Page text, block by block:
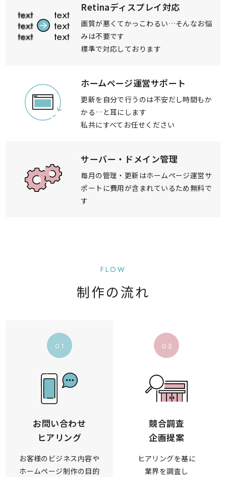
Retinaディスプレイ対応
画質が悪くてかっこわるい…そんなお悩
みは不要です
標準で対応しております
ホームページ運営サポート
更新を自分で行うのは不安だし時間もか
かる…と耳にします
私共にすべてお任せください
サーバー・ドメイン管理
毎月の管理・更新はホームページ運営サ
ポートに費用が含まれているため無料で
す
制作の流れ
FLOW
01
お問い合わせ
ヒアリング
お客様のビジネス内容や
ホームページ制作の目的
02
競合調査
企画提案
ヒアリングを基に
業界を調査し